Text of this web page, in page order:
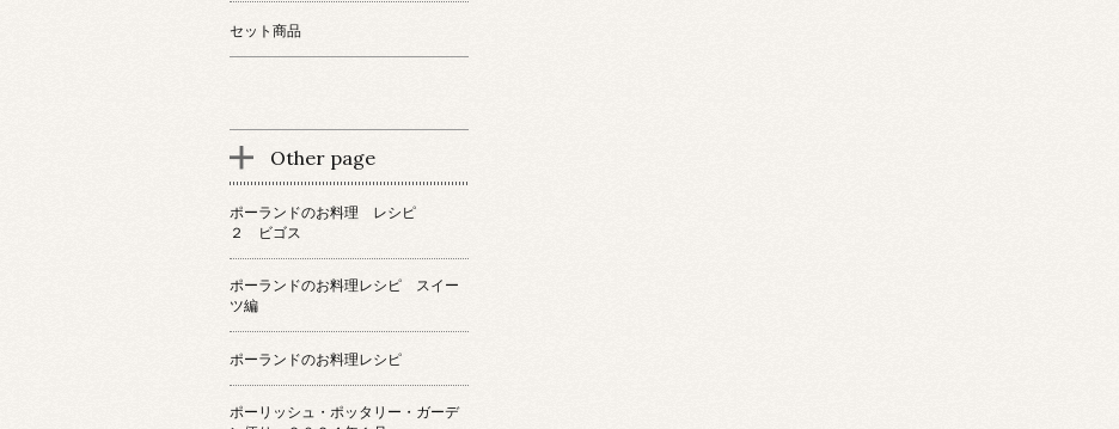
セット商品
Other page
ポーランドのお料理 レシピ
２ ビゴス
ポーランドのお料理レシピ スイー
ツ編
ポーランドのお料理レシピ
ポーリッシュ・ポッタリー・ガーデ